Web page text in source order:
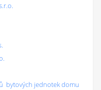
bytových jednotek domu